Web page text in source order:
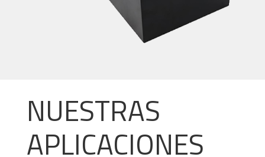
NUESTRAS
APLICACIONES